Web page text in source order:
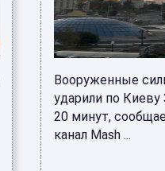
Вооруженные
ударили по Киеву
20 минут,
канал Mash ...